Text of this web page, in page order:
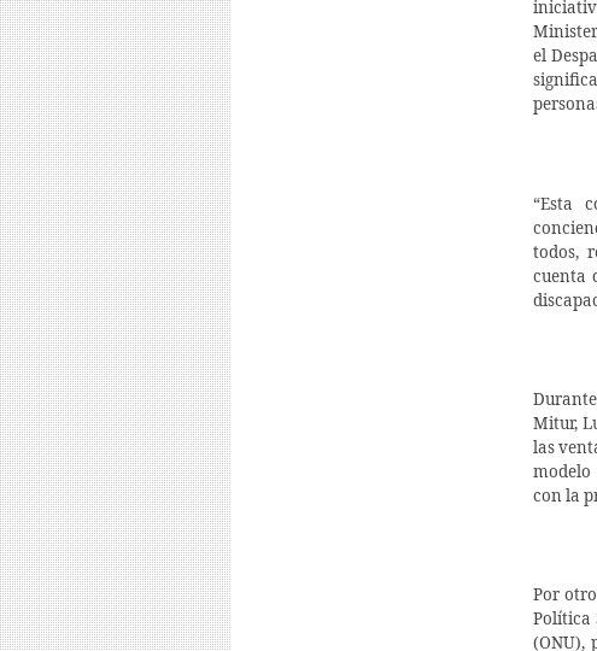
el
“Esta
todos,
cuenta
Mitur,
las
modelo
con la
Por
Política
(ONU),